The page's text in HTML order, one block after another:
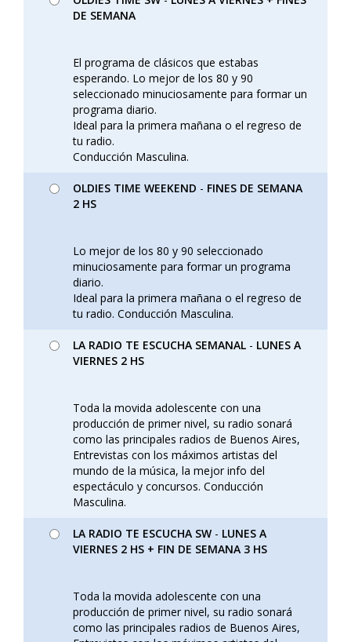
DE SEMANA
El programa de clásicos que estabas
esperando. Lo mejor de los 80 y 90
seleccionado minuciosamente para formar un
programa diario.
Ideal para la primera mañana o el regreso de
tu radio.
Conducción Masculina.
OLDIES TIME WEEKEND - FINES DE SEMANA
2 HS
Lo mejor de los 80 y 90 seleccionado
minuciosamente para formar un programa
diario.
Ideal para la primera mañana o el regreso de
tu radio. Conducción Masculina.
LA RADIO TE ESCUCHA SEMANAL - LUNES A
VIERNES 2 HS
Toda la movida adolescente con una
producción de primer nivel, su radio sonará
como las principales radios de Buenos Aires,
Entrevistas con los máximos artistas del
mundo de la música, la mejor info del
espectáculo y concursos. Conducción
Masculina.
LA RADIO TE ESCUCHA SW - LUNES A
VIERNES 2 HS + FIN DE SEMANA 3 HS
Toda la movida adolescente con una
producción de primer nivel, su radio sonará
como las principales radios de Buenos Aires,